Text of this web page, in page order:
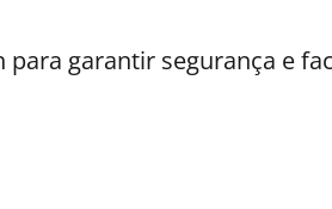
para garantir segurança e